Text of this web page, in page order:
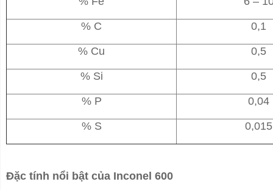
% C 0,1
% Cu 0,5
% Si 0,5
% P 0,04
% S 0,015
Đặc tính nổi bật của Inconel 600